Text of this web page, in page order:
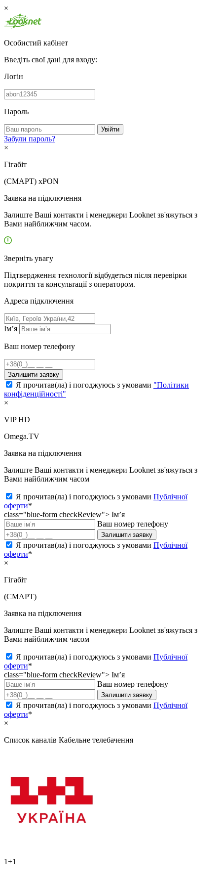
×
Особистий кабінет
Введіть свої дані для входу:
Логін
Пароль
Увійти
Забули пароль?
×
Гігабіт
(СМАРТ) xPON
Заявка на підключення
Залиште Ваші контакти і менеджери Looknet зв'яжуться з
Вами найближчим часом.
Зверніть увагу
Підтвердження технології відбудеться після перевірки
покриття та консультації з оператором.
Адресa підключення
Ім’я
Ваш номер телефону
Залишити заявку
Я прочитав(ла) і погоджуюсь з умовами "Політики
конфіденційності"
×
VIP HD
Omega.TV
Заявка на підключення
Залиште Ваші контакти і менеджери Looknet зв'яжуться з
Вами найближчим часом
Я прочитав(ла) і погоджуюсь з умовами Публічної
оферти*
class="blue-form checkReview"> Ім’я
Ваш номер телефону
Залишити заявку
Я прочитав(ла) і погоджуюсь з умовами Публічної
оферти*
×
Гігабіт
(СМАРТ)
Заявка на підключення
Залиште Ваші контакти і менеджери Looknet зв'яжуться з
Вами найближчим часом
Я прочитав(ла) і погоджуюсь з умовами Публічної
оферти*
class="blue-form checkReview"> Ім’я
Ваш номер телефону
Залишити заявку
Я прочитав(ла) і погоджуюсь з умовами Публічної
оферти*
×
Список каналів Кабельне телебачення
1+1